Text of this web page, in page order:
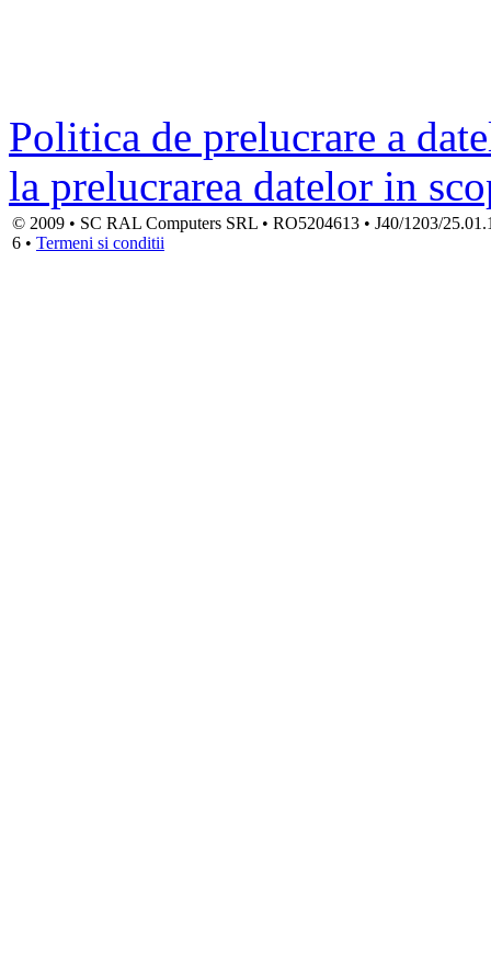
Politica de prelucrare a
la prelucrarea datelor in
© 2009 • SC RAL Computers SRL • RO5204613 • J40/1203/
6 • Termeni si conditii